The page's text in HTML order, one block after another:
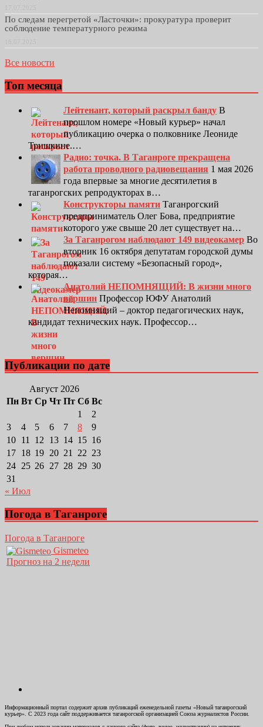
По следам перегретой «Ласточки»: прокуратура проверит
соблюдение температурного режима
Все новости
Топ месяца
Лейтенант, который раскрыл банду В
прошлом номере «Новый курьер» начал
публикацию очерка о полковнике Леониде
Тришкине.…
Радио: точка. В Таганроге прекращена
работа проводного радиовещания 1 мая 2026
года впервые за многие десятилетия в
таганрогских репродукторах в…
Конструкторы памяти Таганрогский
предприниматель Олег Бова, предприятие
которого уже свыше 20 лет существует на…
За Таганрогом наблюдают 149 видеокамер Во
вторник 16 октября депутатам городской думы
показали систему «Безопасный город»,
которая…
Анатолий НЕПОМНЯЩИЙ: В жизни много
вершин Профессор ЮФУ Анатолий
Непомнящий – доктор педагогических наук,
кандидат технических наук. Профессор…
Публикации по дате
Август 2026
Пн Вт Ср Чт Пт Сб Вс
1
2
3
4 5 6 7 8
9
10 11 12 13 14 15 16
17 18 19 20 21 22 23
24 25 26 27 28 29 30
31
« Июл
Погода в Таганроге
Погода в Таганроге
Gismeteo
Прогноз на 2 недели
Информационный портал содержит архив публикаций еженедельной газеты «Новый таганрогский
курьер». С 2023 года сайт поддерживается таганрогской организацией Союза журналистов России.